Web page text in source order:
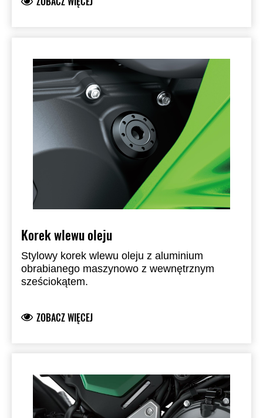
czujnika ABS z przodu
Korek wlewu oleju
Stylowy korek wlewu oleju z aluminium
obrabianego maszynowo z wewnętrznym
sześciokątem.
ZOBACZ WIĘCEJ